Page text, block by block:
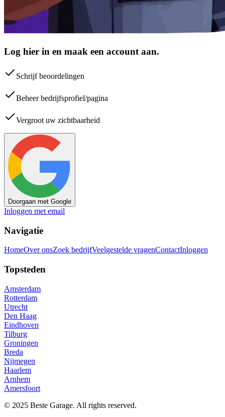
Log hier in en maak een account aan.
Schrijf beoordelingen
Beheer bedrijfsprofiel/pagina
Vergroot uw zichtbaarheid
Doorgaan met Google
Inloggen met email
Navigatie
HomeOver onsZoek bedrijfVeelgestelde vragenContactInloggen
Topsteden
Amsterdam
Rotterdam
Utrecht
Den Haag
Eindhoven
Tilburg
Groningen
Breda
Nijmegen
Haarlem
Arnhem
Amersfoort
© 2025 Beste Garage. All rights reserved.